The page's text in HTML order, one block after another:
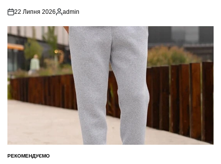
22 Липня 2026
Опубліковано
admin
ОПУБЛІКУВАТИ
РЕКОМЕНДУЄМО